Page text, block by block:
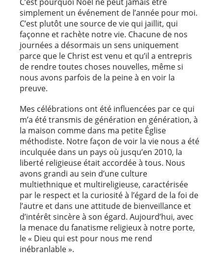
simplement un événement de l’année pour moi.
C’est plutôt une source de vie qui jaillit, qui
façonne et rachète notre vie. Chacune de nos
journées a désormais un sens uniquement
parce que le Christ est venu et qu’il a entrepris
de rendre toutes choses nouvelles, même si
nous avons parfois de la peine à en voir la
preuve.
Mes célébrations ont été influencées par ce qui
m’a été transmis de génération en génération, à
la maison comme dans ma petite Église
méthodiste. Notre façon de voir la vie nous a été
inculquée dans un pays où jusqu’en 2010, la
liberté religieuse était accordée à tous. Nous
avons grandi au sein d’une culture
multiethnique et multireligieuse, caractérisée
par le respect et la curiosité à l’égard de la foi de
l’autre et dans une attitude de bienveillance et
d’intérêt sincère à son égard. Aujourd’hui, avec
la menace du fanatisme religieux à notre porte,
le « Dieu qui est pour nous me rend
inébranlable ».